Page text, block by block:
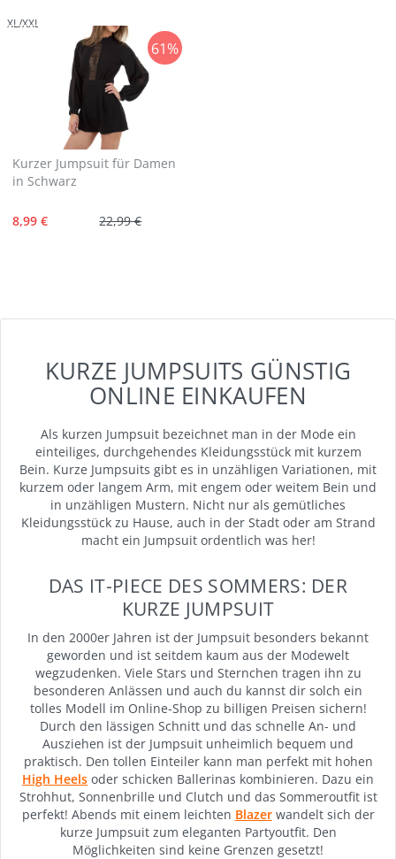
XL/XXL
61%
Kurzer Jumpsuit für Damen
in Schwarz
22,99 €
8,99 €
KURZE JUMPSUITS GÜNSTIG
ONLINE EINKAUFEN
Als kurzen Jumpsuit bezeichnet man in der Mode ein
einteiliges, durchgehendes Kleidungsstück mit kurzem
Bein. Kurze Jumpsuits gibt es in unzähligen Variationen, mit
kurzem oder langem Arm, mit engem oder weitem Bein und
in unzähligen Mustern. Nicht nur als gemütliches
Kleidungsstück zu Hause, auch in der Stadt oder am Strand
macht ein Jumpsuit ordentlich was her!
DAS IT-PIECE DES SOMMERS: DER
KURZE JUMPSUIT
In den 2000er Jahren ist der Jumpsuit besonders bekannt
geworden und ist seitdem kaum aus der Modewelt
wegzudenken. Viele Stars und Sternchen tragen ihn zu
besonderen Anlässen und auch du kannst dir solch ein
tolles Modell im Online-Shop zu billigen Preisen sichern!
Durch den lässigen Schnitt und das schnelle An- und
Ausziehen ist der Jumpsuit unheimlich bequem und
praktisch. Den tollen Einteiler kann man perfekt mit hohen
High Heels oder schicken Ballerinas kombinieren. Dazu ein
Strohhut, Sonnenbrille und Clutch und das Sommeroutfit ist
perfekt! Abends mit einem leichten Blazerwandelt sich der
kurze Jumpsuit zum eleganten Partyoutfit. Den
Möglichkeiten sind keine Grenzen gesetzt!